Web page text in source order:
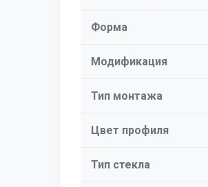
Форма
Модификация
Тип монтажа
Цвет профиля
Тип стекла